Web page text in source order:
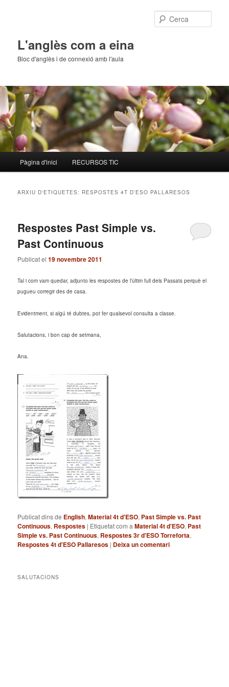
L'anglès com a eina
Bloc d'anglès i de connexió amb l'aula
principal
Aneu
principal
Aneu
secundari
Pàgina d'inici RECURSOS TIC
ARXIU D'ETIQUETES: RESPOSTES 4T D’ESO PALLARESOS
Respostes Past Simple vs.
Past Continuous
Publicat el19 novembre 2011
Tal i com vam quedar, adjunto les respostes de l’últim full dels Passats perquè el
pugueu corregir des de casa.
Evidentment, si algú té dubtes, pot fer qualsevol consulta a classe.
Salutacions, i bon cap de setmana,
Ana.
Publicat dins de English,Material 4t d'ESO, Past Simple vs. Past
Continuous, Respostes | Etiquetat com a Material 4t d'ESO, Past
Simple vs. Past Continuous, Respostes 3r d'ESO Torreforta,
Respostes 4t d'ESO Pallaresos | Deixa un comentari
SALUTACIONS